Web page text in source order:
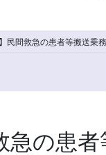
民間救急の患者等搬送乗
急の患